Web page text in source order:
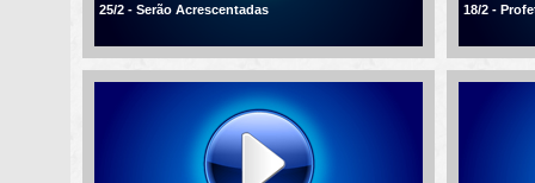
25/2 - Serão Acrescentadas 18/2 -